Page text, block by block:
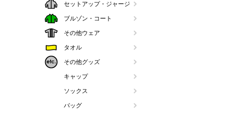
セットアップ・ジャージ
ブルゾン・コート
その他ウェア
タオル
その他グッズ
キャップ
ソックス
バッグ